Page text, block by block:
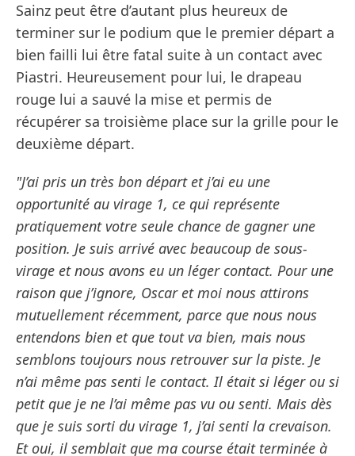
Sainz peut être d’autant plus heureux de
terminer sur le podium que le premier départ a
bien failli lui être fatal suite à un contact avec
Piastri. Heureusement pour lui, le drapeau
rouge lui a sauvé la mise et permis de
récupérer sa troisième place sur la grille pour le
deuxième départ.
"J’ai pris un très bon départ et j’ai eu une
opportunité au virage 1, ce qui représente
pratiquement votre seule chance de gagner une
position. Je suis arrivé avec beaucoup de sous-
virage et nous avons eu un léger contact. Pour une
raison que j’ignore, Oscar et moi nous attirons
mutuellement récemment, parce que nous nous
entendons bien et que tout va bien, mais nous
semblons toujours nous retrouver sur la piste. Je
n’ai même pas senti le contact. Il était si léger ou si
petit que je ne l’ai même pas vu ou senti. Mais dès
que je suis sorti du virage 1, j’ai senti la crevaison.
Et oui, il semblait que ma course était terminée à